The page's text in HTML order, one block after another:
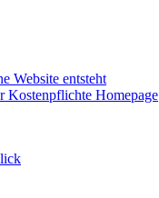
Website entsteht
Kostenpflichte Homepage